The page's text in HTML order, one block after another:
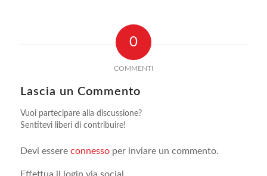
0
COMMENTI
Lascia un Commento
Vuoi partecipare alla discussione?
Sentitevi liberi di contribuire!
Devi essere connessoper inviare un commento.